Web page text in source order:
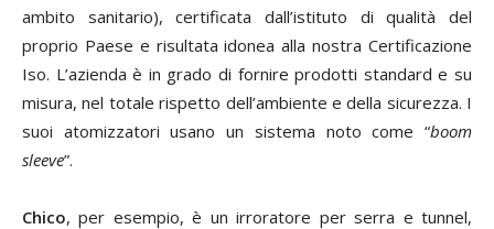
ambito sanitario), certificata dall’istituto di qualità del
proprio Paese e risultata idonea alla nostra Certificazione
Iso. L’azienda è in grado di fornire prodotti standard e su
misura, nel totale rispetto dell’ambiente e della sicurezza. I
suoi atomizzatori usano un sistema noto come “boom
sleeve”.
Chico, per esempio, è un irroratore per serra e tunnel,